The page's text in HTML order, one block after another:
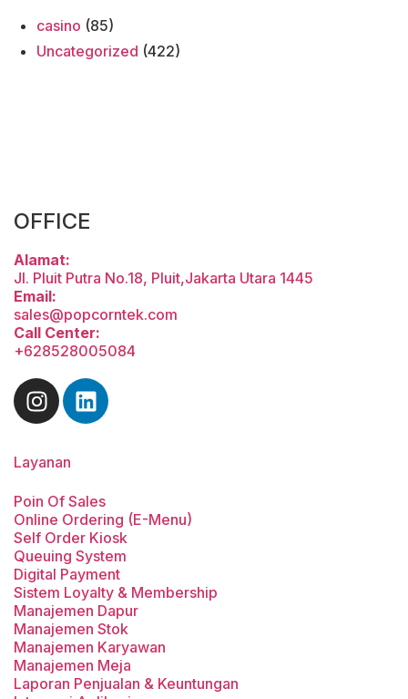
casino (85)
Uncategorized (422)
OFFICE
Alamat:
Jl. Pluit Putra No.18, Pluit,Jakarta Utara 1445
Email:
sales@popcorntek.com
Call Center:
+628528005084
Layanan
Poin Of Sales
Online Ordering (E-Menu)
Self Order Kiosk
Queuing System
Digital Payment
Sistem Loyalty & Membership
Manajemen Dapur
Manajemen Stok
Manajemen Karyawan
Manajemen Meja
Laporan Penjualan & Keuntungan